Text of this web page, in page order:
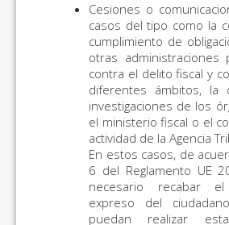
Cesiones o
casos del tipo como la
cumplimiento de
otras administraciones
contra el delito fiscal y
diferentes ámbitos, la
investigaciones de los
el ministerio fiscal o el
actividad de la Agencia
En estos casos, de
6 del Reglamento UE
necesario recabar el
expreso del
puedan realizar